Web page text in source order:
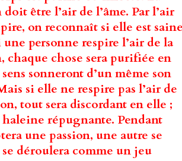
être l’air de l’âme. Par l’air
on reconnaît si elle est
une personne respire l’air de la
chose sera purifiée en
sonneront d’un même son
si elle ne respire pas l’air de
tout sera discordant en elle ;
répugnante. Pendant
une passion, une autre se
se déroulera comme un jeu